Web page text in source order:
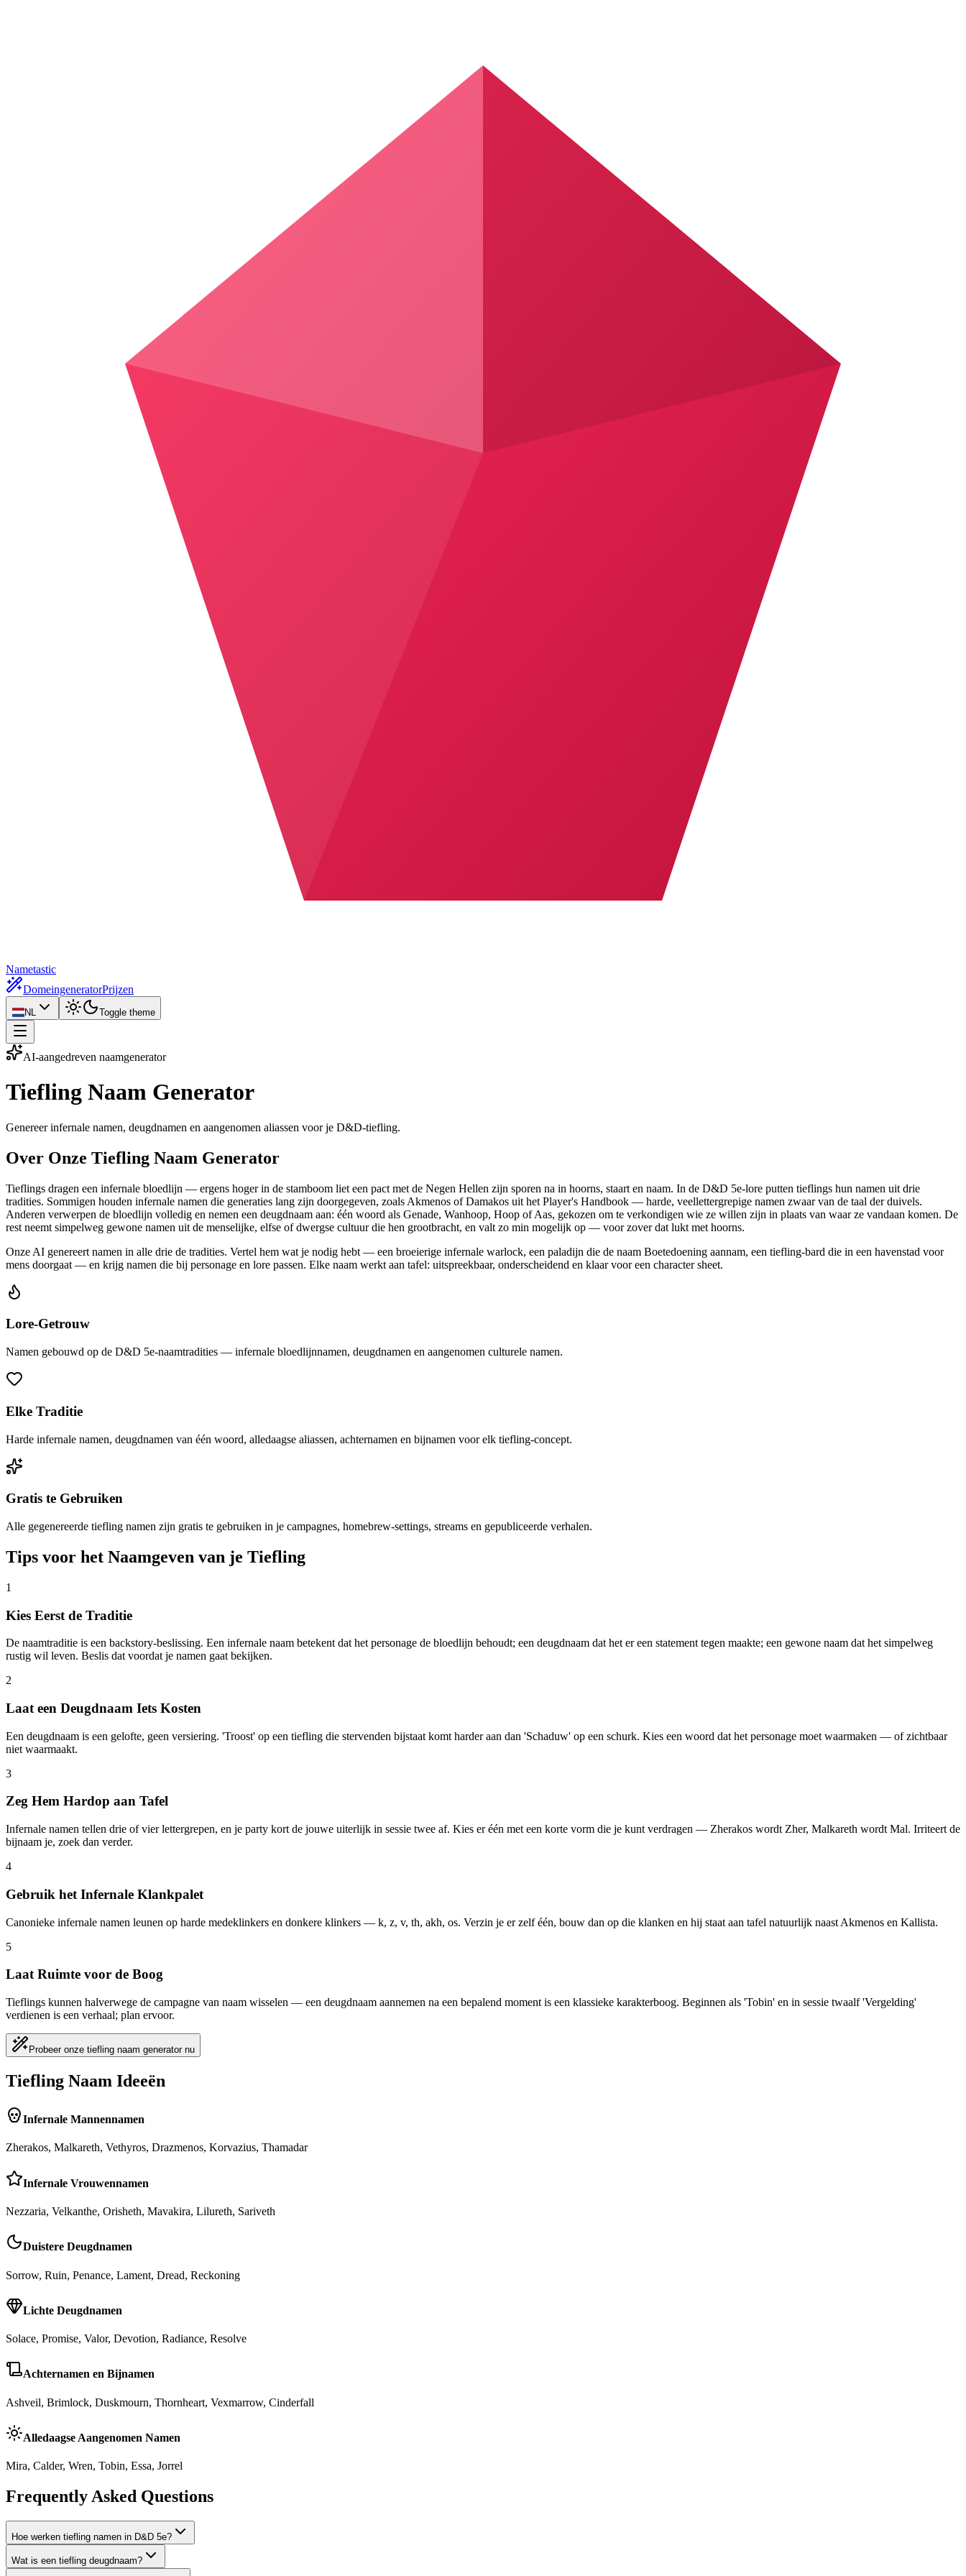
Nametastic
DomeingeneratorPrijzen
NL Toggle theme
AI-aangedreven naamgenerator
Tiefling Naam Generator
Genereer infernale namen, deugdnamen en aangenomen aliassen voor je D&D-tiefling.
Over Onze Tiefling Naam Generator
Tieflings dragen een infernale bloedlijn — ergens hoger in de stamboom liet een pact met de Negen Hellen zijn sporen na in hoorns, staart en naam. In de D&D 5e-lore putten tieflings hun namen uit drie
tradities. Sommigen houden infernale namen die generaties lang zijn doorgegeven, zoals Akmenos of Damakos uit het Player's Handbook — harde, veellettergrepige namen zwaar van de taal der duivels.
Anderen verwerpen de bloedlijn volledig en nemen een deugdnaam aan: één woord als Genade, Wanhoop, Hoop of Aas, gekozen om te verkondigen wie ze willen zijn in plaats van waar ze vandaan komen. De
rest neemt simpelweg gewone namen uit de menselijke, elfse of dwergse cultuur die hen grootbracht, en valt zo min mogelijk op — voor zover dat lukt met hoorns.
Onze AI genereert namen in alle drie de tradities. Vertel hem wat je nodig hebt — een broeierige infernale warlock, een paladijn die de naam Boetedoening aannam, een tiefling-bard die in een havenstad voor
mens doorgaat — en krijg namen die bij personage en lore passen. Elke naam werkt aan tafel: uitspreekbaar, onderscheidend en klaar voor een character sheet.
Lore-Getrouw
Namen gebouwd op de D&D 5e-naamtradities — infernale bloedlijnnamen, deugdnamen en aangenomen culturele namen.
Elke Traditie
Harde infernale namen, deugdnamen van één woord, alledaagse aliassen, achternamen en bijnamen voor elk tiefling-concept.
Gratis te Gebruiken
Alle gegenereerde tiefling namen zijn gratis te gebruiken in je campagnes, homebrew-settings, streams en gepubliceerde verhalen.
Tips voor het Naamgeven van je Tiefling
1
Kies Eerst de Traditie
De naamtraditie is een backstory-beslissing. Een infernale naam betekent dat het personage de bloedlijn behoudt; een deugdnaam dat het er een statement tegen maakte; een gewone naam dat het simpelweg
rustig wil leven. Beslis dat voordat je namen gaat bekijken.
2
Laat een Deugdnaam Iets Kosten
Een deugdnaam is een gelofte, geen versiering. 'Troost' op een tiefling die stervenden bijstaat komt harder aan dan 'Schaduw' op een schurk. Kies een woord dat het personage moet waarmaken — of zichtbaar
niet waarmaakt.
3
Zeg Hem Hardop aan Tafel
Infernale namen tellen drie of vier lettergrepen, en je party kort de jouwe uiterlijk in sessie twee af. Kies er één met een korte vorm die je kunt verdragen — Zherakos wordt Zher, Malkareth wordt Mal. Irriteert de
bijnaam je, zoek dan verder.
4
Gebruik het Infernale Klankpalet
Canonieke infernale namen leunen op harde medeklinkers en donkere klinkers — k, z, v, th, akh, os. Verzin je er zelf één, bouw dan op die klanken en hij staat aan tafel natuurlijk naast Akmenos en Kallista.
5
Laat Ruimte voor de Boog
Tieflings kunnen halverwege de campagne van naam wisselen — een deugdnaam aannemen na een bepalend moment is een klassieke karakterboog. Beginnen als 'Tobin' en in sessie twaalf 'Vergelding'
verdienen is een verhaal; plan ervoor.
Probeer onze tiefling naam generator nu
Tiefling Naam Ideeën
Infernale Mannennamen
Zherakos, Malkareth, Vethyros, Drazmenos, Korvazius, Thamadar
Infernale Vrouwennamen
Nezzaria, Velkanthe, Orisheth, Mavakira, Lilureth, Sariveth
Duistere Deugdnamen
Sorrow, Ruin, Penance, Lament, Dread, Reckoning
Lichte Deugdnamen
Solace, Promise, Valor, Devotion, Radiance, Resolve
Achternamen en Bijnamen
Ashveil, Brimlock, Duskmourn, Thornheart, Vexmarrow, Cinderfall
Alledaagse Aangenomen Namen
Mira, Calder, Wren, Tobin, Essa, Jorrel
Frequently Asked Questions
Hoe werken tiefling namen in D&D 5e?
Wat is een tiefling deugdnaam?